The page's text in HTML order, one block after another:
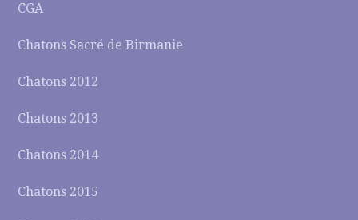
CGA
Chatons Sacré de Birmanie
Chatons 2012
Chatons 2013
Chatons 2014
Chatons 2015